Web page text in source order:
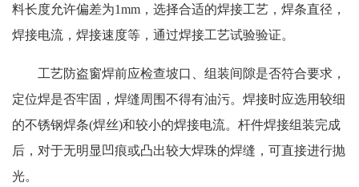
料长度允许偏差为1mm，选择合适的焊接工艺，焊条直径，
焊接电流，焊接速度等，通过焊接工艺试验验证。
工艺防盗窗焊前应检查坡口、组装间隙是否符合要求，
定位焊是否牢固，焊缝周围不得有油污。焊接时应选用较细
的不锈钢焊条(焊丝)和较小的焊接电流。杆件焊接组装完成
后，对于无明显凹痕或凸出较大焊珠的焊缝，可直接进行抛
光。